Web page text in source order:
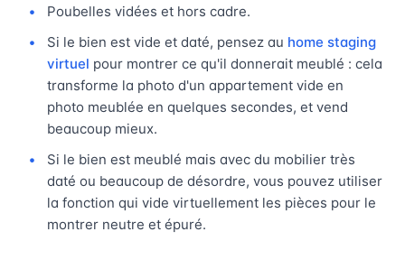
Poubelles vidées et hors cadre.
Si le bien est vide et daté, pensez au home staging
virtuel pour montrer ce qu'il donnerait meublé : cela
transforme la photo d'un appartement vide en
photo meublée en quelques secondes, et vend
beaucoup mieux.
Si le bien est meublé mais avec du mobilier très
daté ou beaucoup de désordre, vous pouvez utiliser
la fonction qui vide virtuellement les pièces pour le
montrer neutre et épuré.